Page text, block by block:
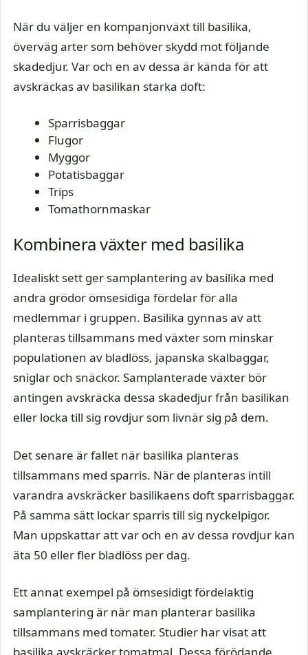
När du väljer en kompanjonväxt till basilika,
överväg arter som behöver skydd mot följande
skadedjur. Var och en av dessa är kända för att
avskräckas av basilikan starka doft:
Sparrisbaggar
Flugor
Myggor
Potatisbaggar
Trips
Tomathornmaskar
Kombinera växter med basilika
Idealiskt sett ger samplantering av basilika med
andra grödor ömsesidiga fördelar för alla
medlemmar i gruppen. Basilika gynnas av att
planteras tillsammans med växter som minskar
populationen av bladlöss, japanska skalbaggar,
sniglar och snäckor. Samplanterade växter bör
antingen avskräcka dessa skadedjur från basilikan
eller locka till sig rovdjur som livnär sig på dem.
Det senare är fallet när basilika planteras
tillsammans med sparris. När de planteras intill
varandra avskräcker basilikaens doft sparrisbaggar.
På samma sätt lockar sparris till sig nyckelpigor.
Man uppskattar att var och en av dessa rovdjur kan
äta 50 eller fler bladlöss per dag.
Ett annat exempel på ömsesidigt fördelaktig
samplantering är när man planterar basilika
tillsammans med tomater. Studier har visat att